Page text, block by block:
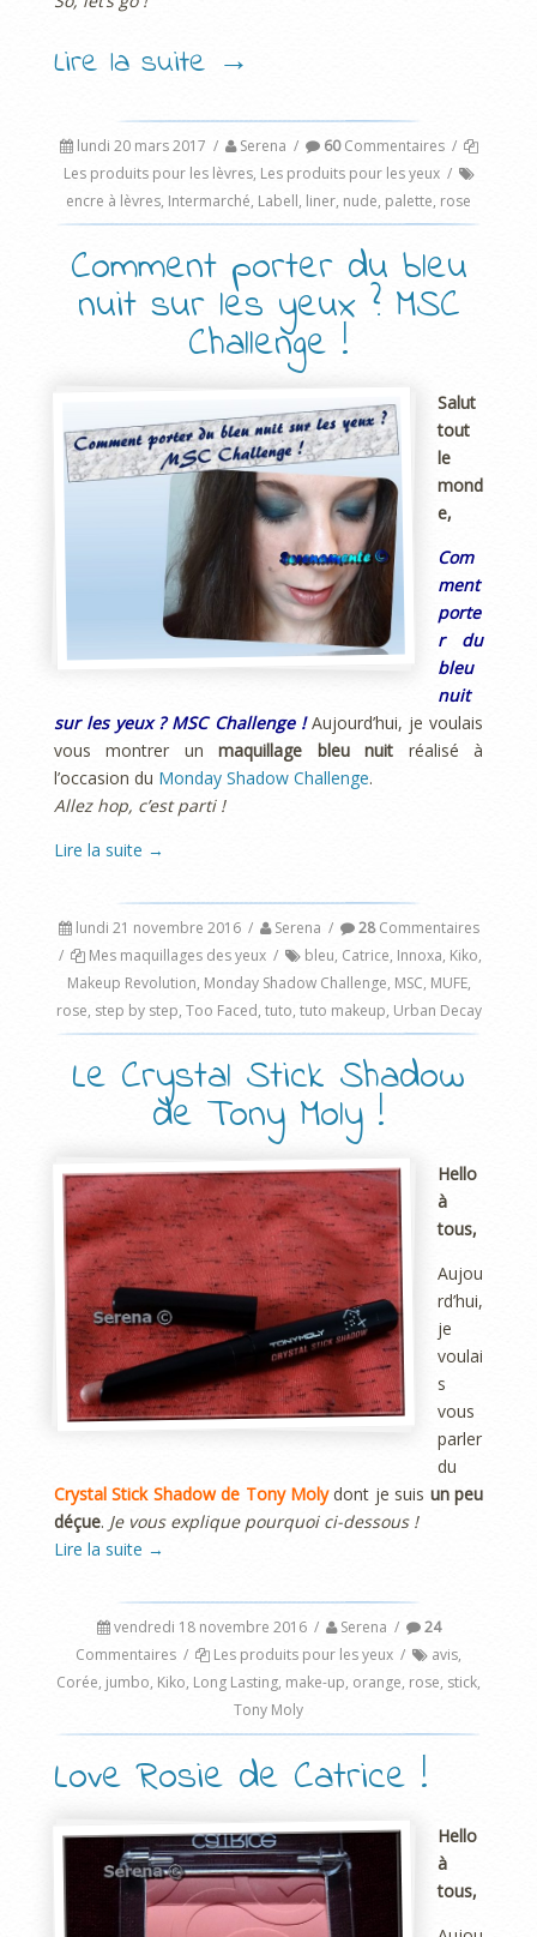
Lire la suite →
lundi 20 mars 2017 / Serena / 60Commentaires /
Les produits pour les lèvres, Les produits pour les yeux /
encre à lèvres, Intermarché, Labell, liner, nude, palette, rose
Comment porter du bleu
nuit sur les yeux ? MSC
Challenge !
Salut
tout
le
mond
e,
Com
ment
porte
r du
bleu
nuit
sur les yeux ? MSC Challenge !Aujourd’hui, je voulais
vous montrer unmaquillage bleu nuit réalisé à
l’occasion du Monday Shadow Challenge.
Allez hop, c’est parti !
Lire la suite →
lundi 21 novembre 2016 / Serena / 28Commentaires
/
Mes maquillages des yeux / bleu, Catrice, Innoxa, Kiko,
Makeup Revolution, Monday Shadow Challenge, MSC, MUFE,
rose, step by step, Too Faced, tuto, tuto makeup, Urban Decay
Le Crystal Stick Shadow
de Tony Moly !
Hello
à
tous,
Aujou
rd’hui,
je
voulai
s
vous
parler
du
Crystal Stick Shadow de Tony Molydont je suis un peu
déçue. Je vous explique pourquoi ci-dessous !
Lire la suite →
vendredi 18 novembre 2016 / Serena /
24
Commentaires / Les produits pour les yeux / avis,
Corée, jumbo, Kiko, Long Lasting, make-up, orange, rose, stick,
Tony Moly
Love Rosie de Catrice !
Hello
à
tous,